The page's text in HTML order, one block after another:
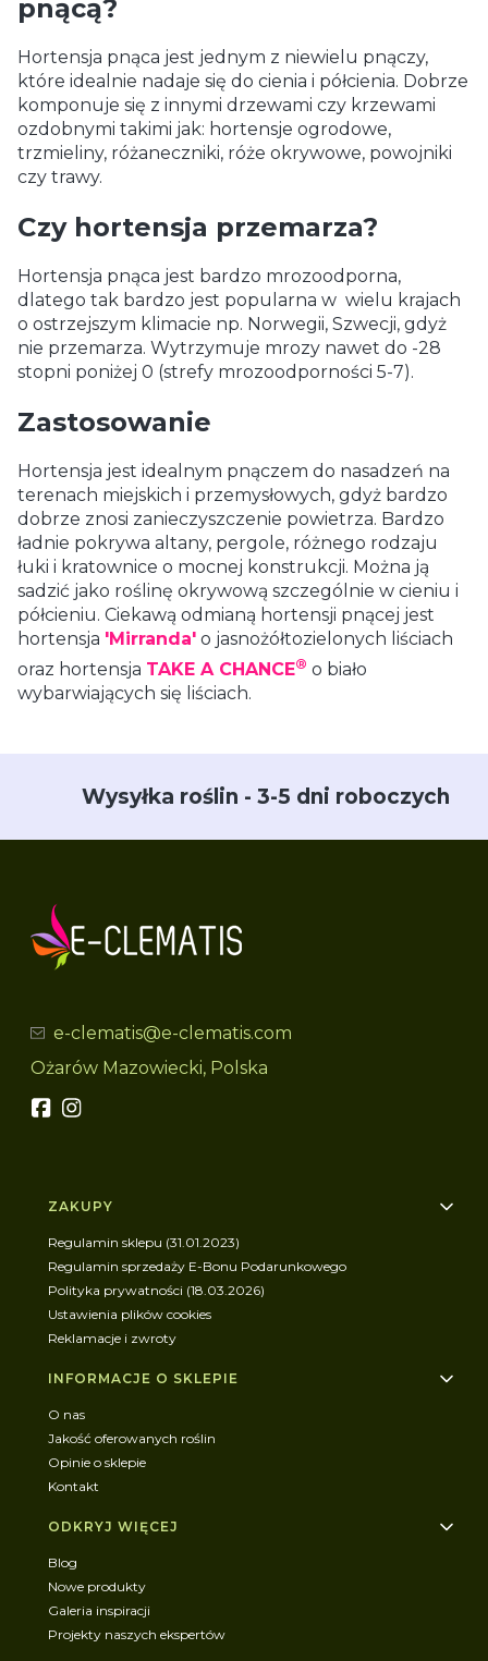
pnącą?
Hortensja pnąca jest jednym z niewielu pnączy,
które idealnie nadaje się do cienia i półcienia. Dobrze
komponuje się z innymi drzewami czy krzewami
ozdobnymi takimi jak: hortensje ogrodowe,
trzmieliny, różaneczniki, róże okrywowe, powojniki
czy trawy.
Czy hortensja przemarza?
Hortensja pnąca jest bardzo mrozoodporna,
dlatego tak bardzo jest popularna w wielu krajach
o ostrzejszym klimacie np. Norwegii, Szwecji, gdyż
nie przemarza. Wytrzymuje mrozy nawet do -28
stopni poniżej 0 (strefy mrozoodporności 5-7).
Zastosowanie
Hortensja jest idealnym pnączem do nasadzeń na
terenach miejskich i przemysłowych, gdyż bardzo
dobrze znosi zanieczyszczenie powietrza. Bardzo
ładnie pokrywa altany, pergole, różnego rodzaju
łuki i kratownice o mocnej konstrukcji. Można ją
sadzić jako roślinę okrywową szczególnie w cieniu i
półcieniu. Ciekawą odmianą hortensji pnącej jest
hortensja 'Mirranda' o jasnożółtozielonych liściach
oraz hortensja TAKE A CHANCE® o biało
wybarwiających się liściach.
Wysyłka roślin - 3-5 dni roboczych
e-clematis@e-clematis.com
Ożarów Mazowiecki, Polska
Linki w stopce
ZAKUPY
Regulamin sklepu (31.01.2023)
Regulamin sprzedaży E-Bonu Podarunkowego
Polityka prywatności (18.03.2026)
Ustawienia plików cookies
Reklamacje i zwroty
INFORMACJE O SKLEPIE
O nas
Jakość oferowanych roślin
Opinie o sklepie
Kontakt
ODKRYJ WIĘCEJ
Blog
Nowe produkty
Galeria inspiracji
Projekty naszych ekspertów